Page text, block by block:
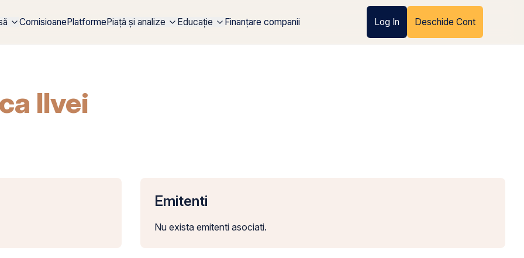
ComisioanePlatformePiață și analize Educație Finanțare companii Log In Deschide Cont
Ilvei
Emitenti
Nu exista emitenti asociati.